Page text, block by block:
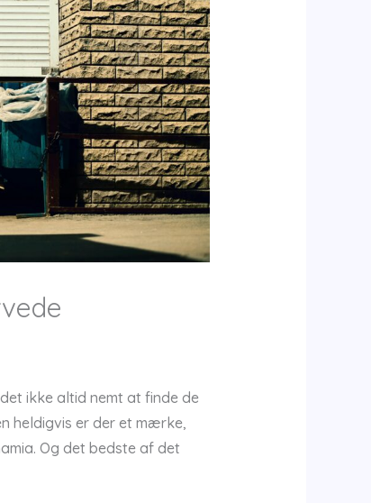
ikke altid nemt at finde de
heldigvis er der et mærke,
Og det bedste af det